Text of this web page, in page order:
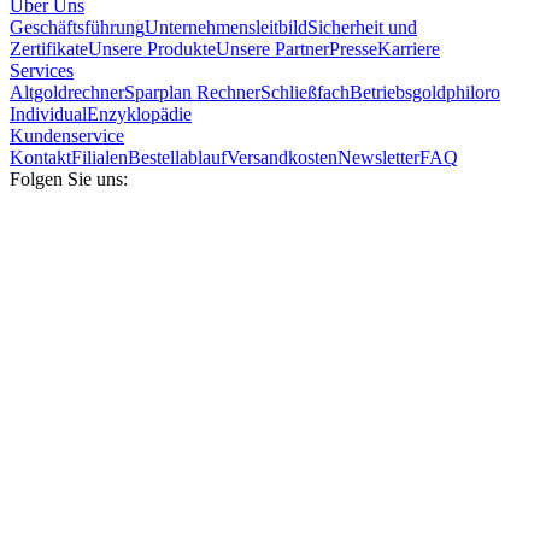
Über Uns
GeschäftsführungUnternehmensleitbildSicherheit und
ZertifikateUnsere ProdukteUnsere PartnerPresseKarriere
Services
AltgoldrechnerSparplan RechnerSchließfachBetriebsgoldphiloro
IndividualEnzyklopädie
Kundenservice
KontaktFilialenBestellablaufVersandkostenNewsletterFAQ
Folgen Sie uns: